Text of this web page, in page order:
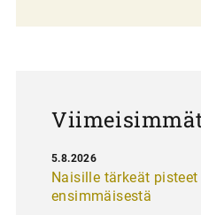
Naisille tärkeät pisteet
ensimmäisestä
5.8.2026